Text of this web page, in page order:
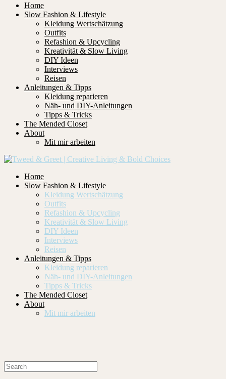
Home
Slow Fashion & Lifestyle
Kleidung Wertschätzung
Outfits
Refashion & Upcycling
Kreativität & Slow Living
DIY Ideen
Interviews
Reisen
Anleitungen & Tipps
Kleidung reparieren
Näh- und DIY-Anleitungen
Tipps & Tricks
The Mended Closet
About
Mit mir arbeiten
Home
Slow Fashion & Lifestyle
Kleidung Wertschätzung
Outfits
Refashion & Upcycling
Kreativität & Slow Living
DIY Ideen
Interviews
Reisen
Anleitungen & Tipps
Kleidung reparieren
Näh- und DIY-Anleitungen
Tipps & Tricks
The Mended Closet
About
Mit mir arbeiten